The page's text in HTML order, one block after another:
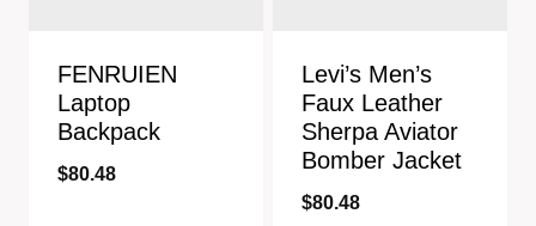
FENRUIEN
Laptop
Backpack
$80.48
Levi’s Men’s
Faux Leather
Sherpa Aviator
Bomber Jacket
$80.48